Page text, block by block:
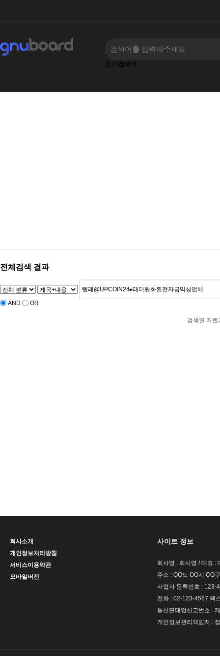
인기검색어
전체검색 결과
AND OR
검색된 자료
회사소개
개인정보처리방침
서비스이용약관
모바일버전
사이트 정보
회사명 : 회사명 / 대표 :
주소 : OO도 OO시 OO
사업자 등록번호 : 123-
전화 : 02-123-4567 팩
통신판매업신고번호 :
개인정보관리책임자 :